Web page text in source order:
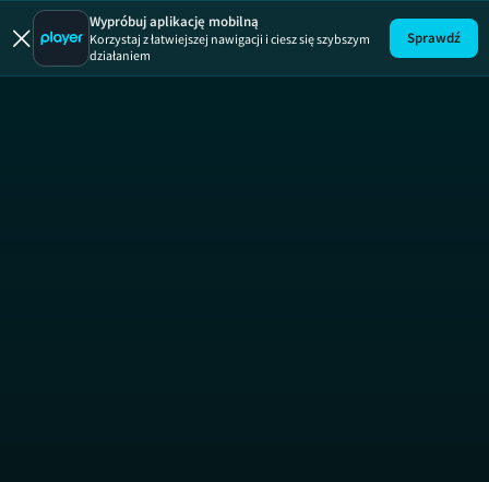
Wypróbuj aplikację mobilną
Korzystaj z łatwiejszej nawigacji i ciesz się szybszym
działaniem
Sprawdź